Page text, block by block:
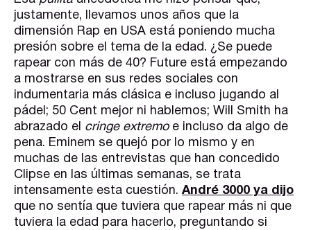
justamente, llevamos unos años que la
dimensión Rap en USA está poniendo mucha
presión sobre el tema de la edad. ¿Se puede
rapear con más de 40? Future está empezando
a mostrarse en sus redes sociales con
indumentaria más clásica e incluso jugando al
pádel; 50 Cent mejor ni hablemos; Will Smith ha
abrazado el cringe extremoe incluso da algo de
pena. Eminem se quejó por lo mismo y en
muchas de las entrevistas que han concedido
Clipse en las últimas semanas, se trata
intensamente esta cuestión. André 3000 ya dijo
que no sentía que tuviera que rapear más ni que
tuviera la edad para hacerlo, preguntando si